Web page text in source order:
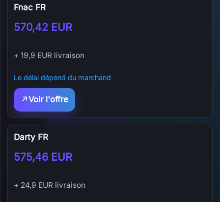
Fnac FR
570,42 EUR
+ 19,9 EUR livraison
Le délai dépend du marchand
Voir l'offre
Darty FR
575,46 EUR
+ 24,9 EUR livraison